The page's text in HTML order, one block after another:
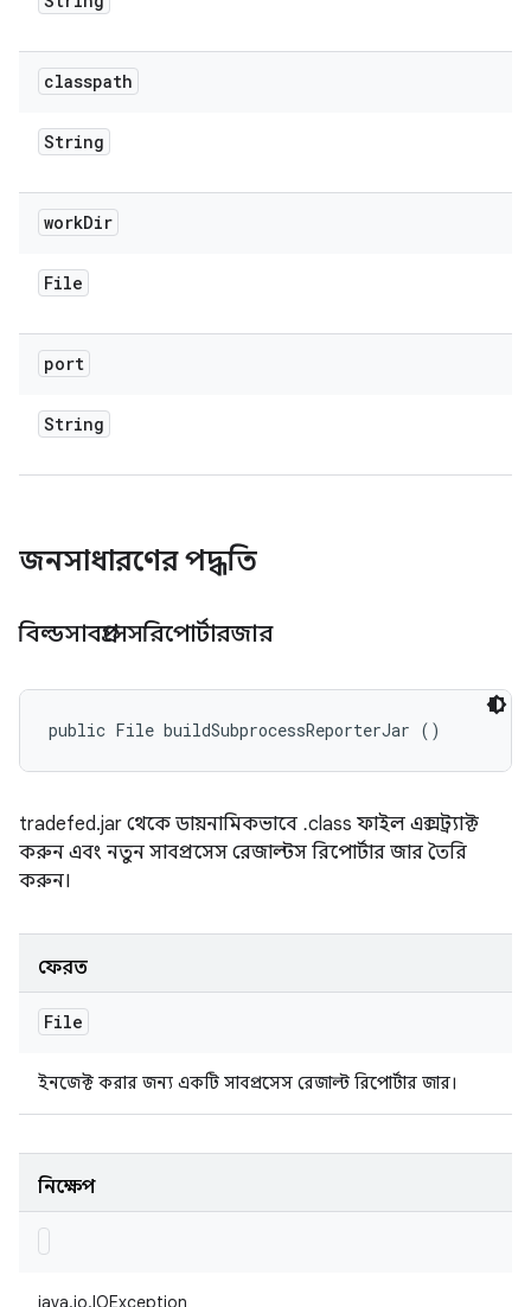
classpath
String
workDir
File
port
String
জনসাধারণের পদ্ধতি
বিল্ডসাবপ্রসেসরিপোর্টারজার
public File buildSubprocessReporterJar ()
tradefed.jar থেকে ডায়নামিকভাবে .class ফাইল এক্সট্র্যাক্ট
করুন এবং নতুন সাবপ্রসেস রেজাল্টস রিপোর্টার জার তৈরি
করুন।
ফেরত
File
ইনজেক্ট করার জন্য একটি সাবপ্রসেস রেজাল্ট রিপোর্টার জার।
নিক্ষেপ
java.io.IOException